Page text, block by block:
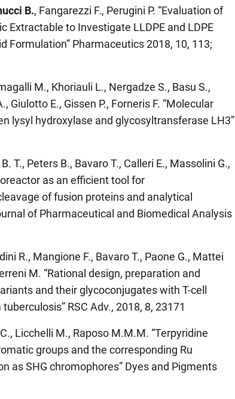
B., Fangarezzi F., Perugini P. “Evaluation of
Extractable to Investigate LLDPE and LDPE
Formulation” Pharmaceutics 2018, 10, 113;
M., Khoriauli L., Nergadze S., Basu S.,
Giulotto E., Gissen P., Forneris F. “Molecular
lysyl hydroxylase and glycosyltransferase LH3”
T., Peters B., Bavaro T., Calleri E., Massolini G.,
as an efficient tool for
of fusion proteins and analytical
of Pharmaceutical and Biomedical Analysis
R., Mangione F., Bavaro T., Paone G., Mattei
M. “Rational design, preparation and
and their glycoconjugates with T-cell
RSC Adv., 2018, 8, 23171
Licchelli M., Raposo M.M.M. “Terpyridine
groups and the corresponding Ru
as SHG chromophores” Dyes and Pigments